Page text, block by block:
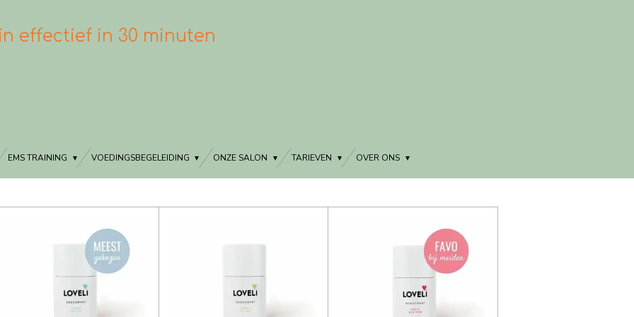
effectief in 30 minuten
EMS TRAINING VOEDINGSBEGELEIDING ONZE SALON TARIEVEN OVER ONS